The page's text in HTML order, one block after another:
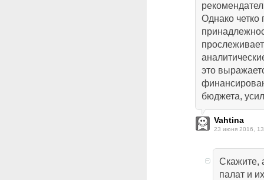
Однако четко
это
бюджета,
Vahtina
23 июня 2016,
Скажите,
палат и